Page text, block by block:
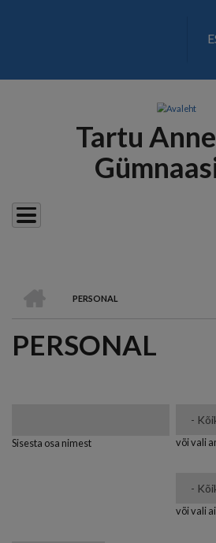
Tartu
LEIVAPURU
PERSONAL
PERSONAL
Sisesta osa nimest või vali
või vali